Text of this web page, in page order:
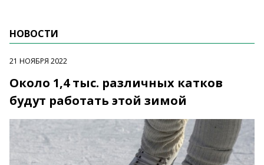
НОВОСТИ
21 НОЯБРЯ 2022
Около 1,4 тыс. различных катков
будут работать этой зимой